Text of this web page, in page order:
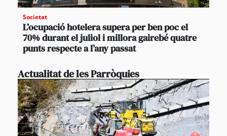
Societat
L’ocupació hotelera supera per ben poc el
70% durant el juliol i millora gairebé quatre
punts respecte a l’any passat
Actualitat de les Parròquies